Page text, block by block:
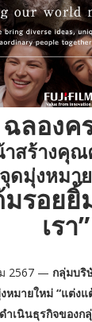
ลองค
าสร้างคุ
ดมุ่งหมา
รอยยิ้
เรา”
2567 — กลุ่มบริ
หมายใหม่ “แต่งแ
ำเนินธุรกิจของ